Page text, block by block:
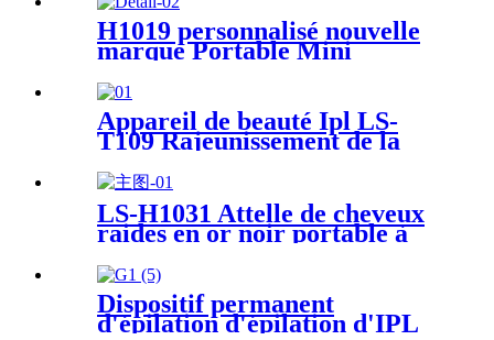
barbe
H1019 personnalisé nouvelle
marque Portable Mini
peignes défriser les cheveux
peigne à vapeur défriser les
cheveux
Appareil de beauté Ipl LS-
T109 Rajeunissement de la
peau Resserrement de la
machine d'épilation au laser
portable
LS-H1031 Attelle de cheveux
raides en or noir portable à
bouclés et lisseur électriques
professionnels
Dispositif permanent
d'épilation d'épilation d'IPL